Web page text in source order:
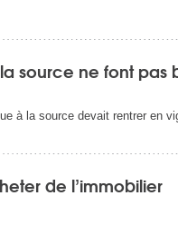
source ne font pas
à la source devait rentrer en
de l’immobilier